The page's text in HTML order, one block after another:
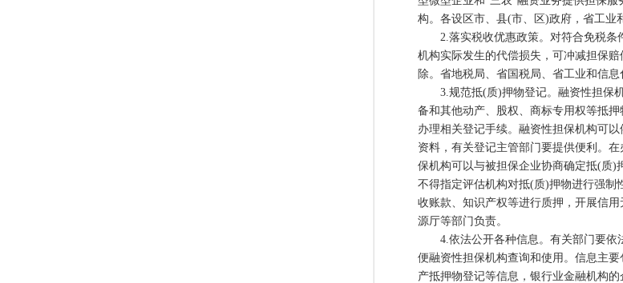
构。各设区市、县(市、区)政府，省工业
2.落实税收优惠政策。对符合免税条
机构实际发生的代偿损失，可冲减担保
除。省地税局、省国税局、省工业和信息
3.规范抵(质)押物登记。融资性担保机
备和其他动产、股权、商标专用权等抵
办理相关登记手续。融资性担保机构可
资料，有关登记主管部门要提供便利。
保机构可以与被担保企业协商确定抵(质)
不得指定评估机构对抵(质)押物进行强制
收账款、知识产权等进行质押，开展信
源厅等部门负责。
4.依法公开各种信息。有关部门要依
便融资性担保机构查询和使用。信息主
产抵押物登记等信息，银行业金融机构